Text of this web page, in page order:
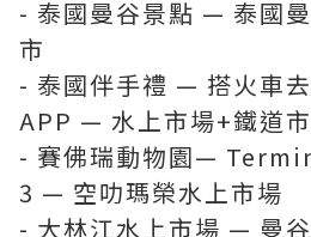
- 泰國曼谷景點 — 泰國
市
- 泰國伴手禮 — 搭火車
APP — 水上市場+鐵道
- 賽佛瑞動物園—
3 — 空叻瑪榮水上市場
- 大林江水上市場 — 曼